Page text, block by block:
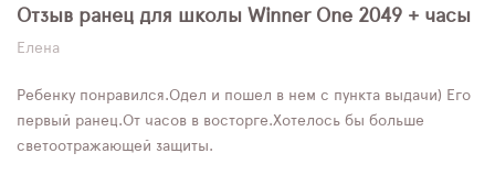
Отзыв ранец для школы Winner One 2049 + часы
Елена
Ребенку понравился.Одел и пошел в нем с пункта выдачи) Его
первый ранец.От часов в восторге.Хотелось бы больше
светоотражающей защиты.